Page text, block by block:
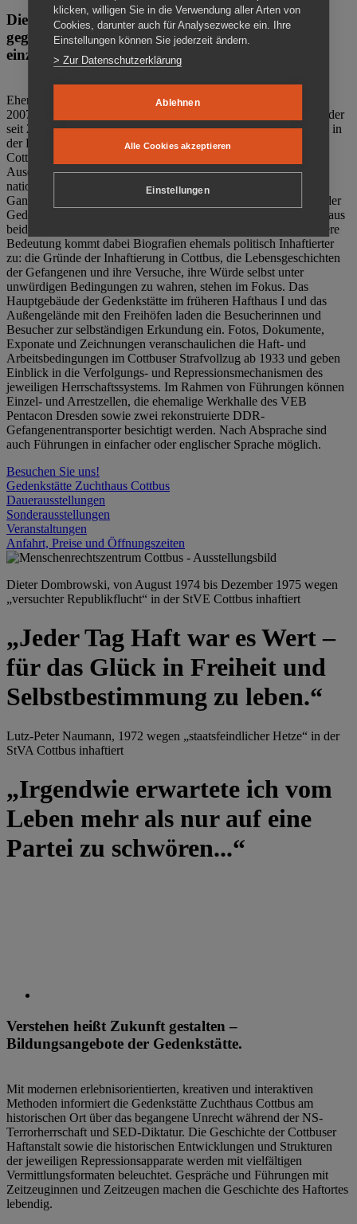
Die Gedenkstätte Zuchthaus Cottbus ist ein Ort
gegen das Vergessen. Anschaulich, nah und
einzigartig.
Ehemalige politische Häftlinge der DDR gründeten im Oktober
2007 den Verein Menschenrechtszentrum Cottbus e. V. (MRZ), der
seit 2011 Eigentümer des ehemaligen Gefängnisses (1860-2002) in
der Bautzener Straße und Träger der Gedenkstätte Zuchthaus
Cottbus ist. Im Zentrum der Arbeit der Gedenkstätte steht die
Auseinandersetzung mit politischem Unrecht während der
nationalsozialistischen Terrorherrschaft und der SED-Diktatur.
Ganzjährig zeigen mehrere Dauer- und Sonderausstellungen in der
Gedenkstätte Zuchthaus Cottbus Beispiele politischen Unrechts aus
beiden deutschen Diktaturen des 20. Jahrhunderts. Eine besondere
Bedeutung kommt dabei Biografien ehemals politisch Inhaftierter
zu: die Gründe der Inhaftierung in Cottbus, die Lebensgeschichten
der Gefangenen und ihre Versuche, ihre Würde selbst unter
unwürdigen Bedingungen zu wahren, stehen im Fokus. Das
Hauptgebäude der Gedenkstätte im früheren Hafthaus I und das
Außengelände mit den Freihöfen laden die Besucherinnen und
Besucher zur selbständigen Erkundung ein. Fotos, Dokumente,
Exponate und Zeichnungen veranschaulichen die Haft- und
Arbeitsbedingungen im Cottbuser Strafvollzug ab 1933 und geben
Einblick in die Verfolgungs- und Repressionsmechanismen des
jeweiligen Herrschaftssystems. Im Rahmen von Führungen können
Einzel- und Arrestzellen, die ehemalige Werkhalle des VEB
Pentacon Dresden sowie zwei rekonstruierte DDR-
Gefangenentransporter besichtigt werden. Nach Absprache sind
auch Führungen in einfacher oder englischer Sprache möglich.
Besuchen Sie uns!
Gedenkstätte Zuchthaus Cottbus
Dauerausstellungen
Sonderausstellungen
Veranstaltungen
Anfahrt, Preise und Öffnungszeiten
Dieter Dombrowski, von August 1974 bis Dezember 1975 wegen
„versuchter Republikflucht“ in der StVE Cottbus inhaftiert
„Jeder Tag Haft war es Wert –
für das Glück in Freiheit und
Selbstbestimmung zu leben.“
Lutz-Peter Naumann, 1972 wegen „staatsfeindlicher Hetze“ in der
StVA Cottbus inhaftiert
„Irgendwie erwartete ich vom
Leben mehr als nur auf eine
Partei zu schwören...“
Verstehen heißt Zukunft gestalten –
Bildungsangebote der Gedenkstätte.
Mit modernen erlebnisorientierten, kreativen und interaktiven
Methoden informiert die Gedenkstätte Zuchthaus Cottbus am
historischen Ort über das begangene Unrecht während der NS-
Terrorherrschaft und SED-Diktatur. Die Geschichte der Cottbuser
Haftanstalt sowie die historischen Entwicklungen und Strukturen
der jeweiligen Repressionsapparate werden mit vielfältigen
Vermittlungsformaten beleuchtet. Gespräche und Führungen mit
Zeitzeuginnen und Zeitzeugen machen die Geschichte des Haftortes
lebendig.
klicken, willigen Sie in die Verwendung aller Arten von
Cookies, darunter auch für Analysezwecke ein. Ihre
Einstellungen können Sie jederzeit ändern.
> Zur Datenschutzerklärung
Ablehnen
Alle Cookies akzeptieren
Einstellungen